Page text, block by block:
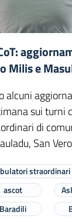
Milis e
alcuni
sui turni
di
San
ascot
Baradili